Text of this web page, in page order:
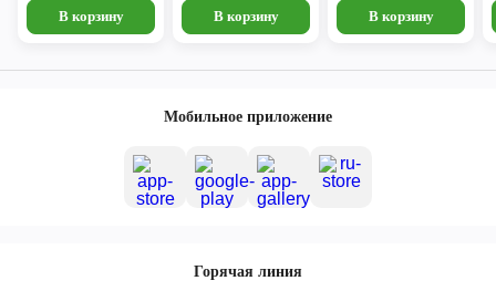
В корзину В корзину В корзину
Мобильное приложение
Горячая линия